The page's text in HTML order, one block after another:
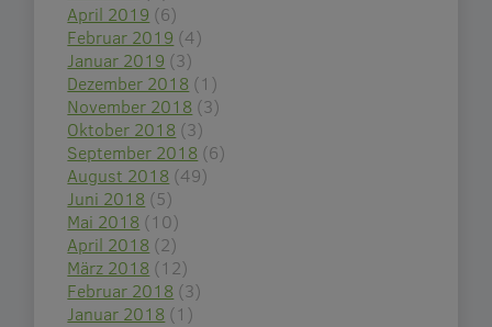
April 2019 (6)
Februar 2019 (4)
Januar 2019 (3)
Dezember 2018 (1)
November 2018 (3)
Oktober 2018 (3)
September 2018 (6)
August 2018 (49)
Juni 2018 (5)
Mai 2018 (10)
April 2018 (2)
März 2018 (12)
Februar 2018 (3)
Januar 2018 (1)